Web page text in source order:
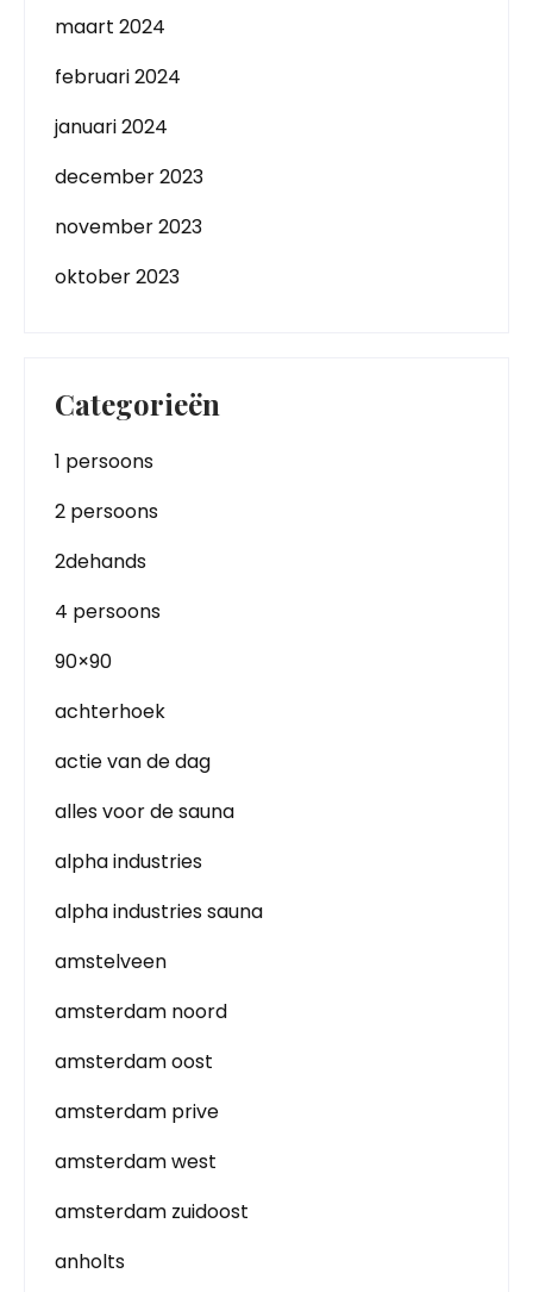
maart 2024
februari 2024
januari 2024
december 2023
november 2023
oktober 2023
Categorieën
1 persoons
2 persoons
2dehands
4 persoons
90×90
achterhoek
actie van de dag
alles voor de sauna
alpha industries
alpha industries sauna
amstelveen
amsterdam noord
amsterdam oost
amsterdam prive
amsterdam west
amsterdam zuidoost
anholts